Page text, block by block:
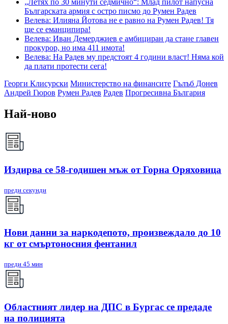
Българската армия с остро писмо до Румен Радев
Велева: Илияна Йотова не е равно на Румен Радев! Тя
ще се еманципира!
Велева: Иван Демерджиев е амбициран да стане главен
прокурор, но има 411 имота!
Велева: На Радев му предстоят 4 години власт! Няма кой
да плати протести сега!
Георги Клисурски Министерство на финансите Гълъб Донев
Андрей Гюров Румен Радев Радев Прогресивна България
Най-ново
Издирва се 58-годишен мъж от Горна Оряховица
преди секунди
Нови данни за наркодепото, произвеждало до 10
кг от смъртоносния фентанил
преди 45 мин
Областният лидер на ДПС в Бургас се предаде
на полицията